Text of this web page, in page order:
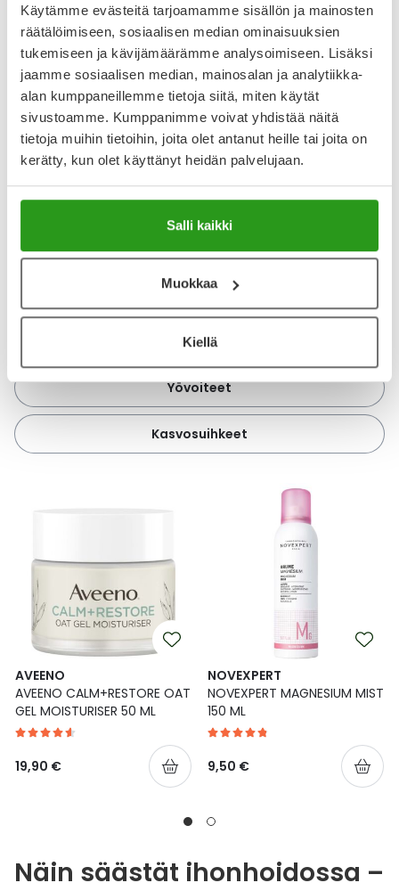
Käytämme evästeitä tarjoamamme sisällön ja mainosten
räätälöimiseen, sosiaalisen median ominaisuuksien
tukemiseen ja kävijämäärämme analysoimiseen. Lisäksi
jaamme sosiaalisen median, mainosalan ja analytiikka-
alan kumppaneillemme tietoja siitä, miten käytät
sivustoamme. Kumppanimme voivat yhdistää näitä
tietoja muihin tietoihin, joita olet antanut heille tai joita on
kerätty, kun olet käyttänyt heidän palvelujaan.
Salli kaikki
Muokkaa
Kiellä
tuntuiseksi.
10. Rauhoittava
monitoimisuihke
Jos kaipaat iholle pikaista rauhoitusta ja kosteutusta,
suihkaus
Novexpert Magnesium Mist
-kasvosuihketta
pelastaa. Monikäyttöinen kasvosuihke toimii niin
rauhoittavana suihkeenakin.
Kasvosuihke rauhoittaa nopeasti esimerkiksi ärtynyttä ja
Päivävoiteet
Yövoiteet
Kasvosuihkeet
AVEENO
AVEENO CALM+RESTORE OAT
GEL MOISTURISER 50 ML
19,90 €
NOVEXPERT
NOVEXPERT MAGNESIUM MIST
150 ML
9,50 €
Näin säästät ihonhoidossa –